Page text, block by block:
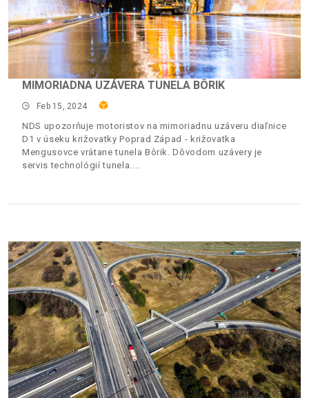
MIMORIADNA UZÁVERA TUNELA BÔRIK
Feb 15, 2024
NDS upozorňuje motoristov na mimoriadnu uzáveru diaľnice
D1 v úseku križovatky Poprad Západ - križovatka
Mengusovce vrátane tunela Bôrik. Dôvodom uzávery je
servis technológií tunela.